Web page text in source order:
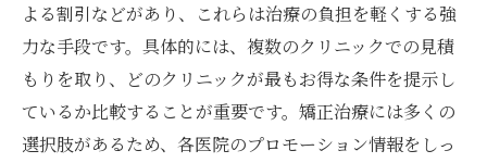
よる割引などがあり、これらは治療の負担を軽くする強
力な手段です。具体的には、複数のクリニックでの見積
もりを取り、どのクリニックが最もお得な条件を提示し
ているか比較することが重要です。矯正治療には多くの
選択肢があるため、各医院のプロモーション情報をしっ